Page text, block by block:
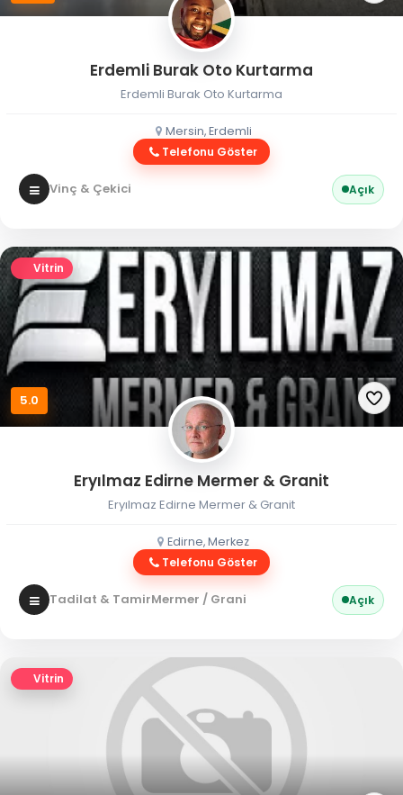
Erdemli Burak Oto Kurtarma
Erdemli Burak Oto Kurtarma
Mersin, Erdemli
Telefonu Göster
Vinç & Çekici Açık
Vitrin
5.0
Eryılmaz Edirne Mermer & Granit
Eryılmaz Edirne Mermer & Granit
Edirne, Merkez
Telefonu Göster
Tadilat & TamirMermer / Granit Açık
Vitrin